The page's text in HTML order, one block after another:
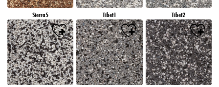
Sierra5 Tibet1 Tibet2